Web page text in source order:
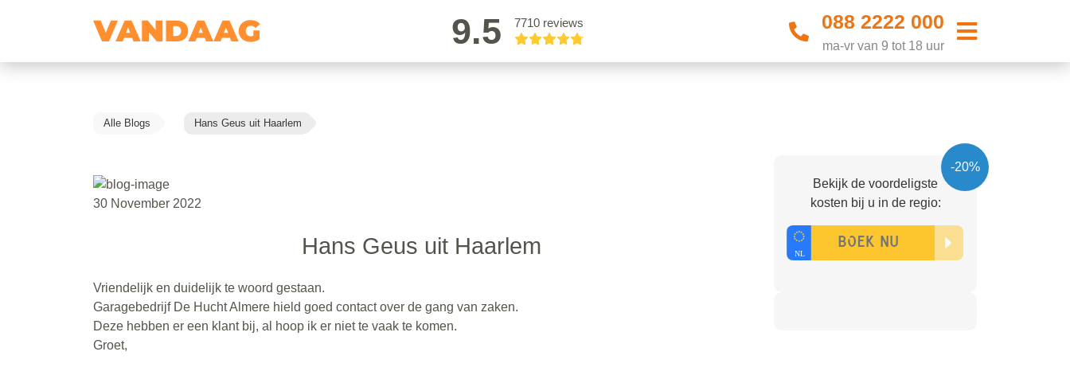
9.5 7710 reviews 088 2222 000
ma-vr van 9 tot 18 uur
Alle Blogs Hans Geus uit Haarlem
30 November 2022
Hans Geus uit Haarlem
Vriendelijk en duidelijk te woord gestaan.
Garagebedrijf De Hucht Almere hield goed contact over de gang van zaken.
Deze hebben er een klant bij, al hoop ik er niet te vaak te komen.
Groet,
-20%
Bekijk de voordeligste
kosten bij u in de regio: